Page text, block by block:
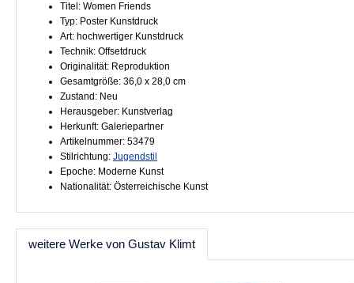
Titel: Women Friends
Typ: Poster Kunstdruck
Art: hochwertiger Kunstdruck
Technik: Offsetdruck
Originalität: Reproduktion
Gesamtgröße: 36,0 x 28,0 cm
Zustand: Neu
Herausgeber: Kunstverlag
Herkunft: Galeriepartner
Artikelnummer: 53479
Stilrichtung: Jugendstil
Epoche: Moderne Kunst
Nationalität: Österreichische Kunst
weitere Werke von Gustav Klimt